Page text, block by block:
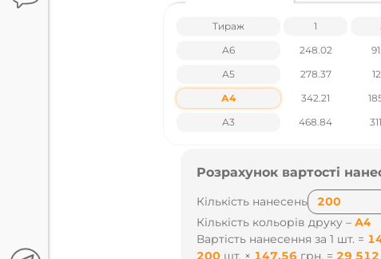
Тираж 1
А6
248.02
А5
278.37
А4
342.21
А3
468.84
Розрахунок вартості
Кількість нанесень
Кількість кольорів друку – А4
Вартість нанесення за 1 шт. =
200 шт. × 147.56 грн. = 29 512